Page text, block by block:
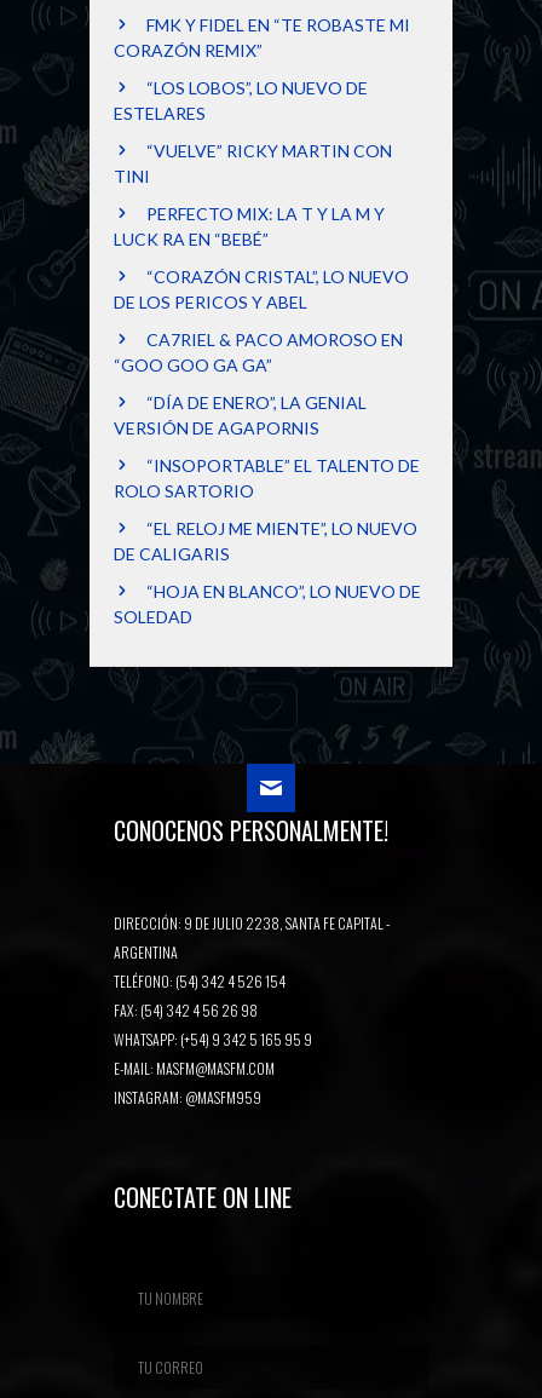
FMK Y FIDEL EN “TE ROBASTE MI
CORAZÓN REMIX”
“LOS LOBOS”, LO NUEVO DE
ESTELARES
“VUELVE” RICKY MARTIN CON
TINI
PERFECTO MIX: LA T Y LA M Y
LUCK RA EN “BEBÉ”
“CORAZÓN CRISTAL”, LO NUEVO
DE LOS PERICOS Y ABEL
CA7RIEL & PACO AMOROSO EN
“GOO GOO GA GA”
“DÍA DE ENERO”, LA GENIAL
VERSIÓN DE AGAPORNIS
“INSOPORTABLE” EL TALENTO DE
ROLO SARTORIO
“EL RELOJ ME MIENTE”, LO NUEVO
DE CALIGARIS
“HOJA EN BLANCO”, LO NUEVO DE
SOLEDAD
CONOCENOS PERSONALMENTE!
DIRECCIÓN: 9 DE JULIO 2238, SANTA FE CAPITAL -
ARGENTINA
TELÉFONO: (54) 342 4 526 154
FAX: (54) 342 4 56 26 98
WHATSAPP: (+54) 9 342 5 165 95 9
E-MAIL: MASFM@MASFM.COM
INSTAGRAM: @MASFM959
CONECTATE ON LINE